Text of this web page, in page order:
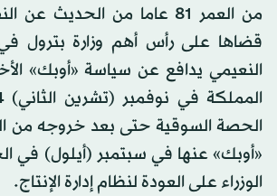
قضاها على رأس أهم وزارة بترول في
النعيمي يدافع عن سياسة «أوبك»
الحصة السوقية حتى بعد خروجه من
«أوبك» عنها في سبتمبر (أيلول) في
الوزراء على العودة لنظام إدارة الإنتاج.